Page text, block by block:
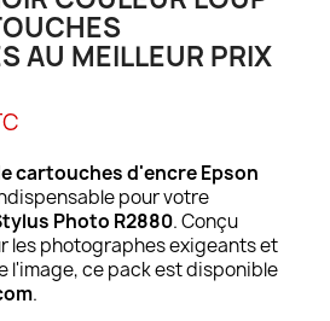
AU MEILLEUR PRIX
cartouches d'encre Epson
pour votre
Photo R2880. Conçu
les photographes exigeants et
l'image, ce pack est disponible
.